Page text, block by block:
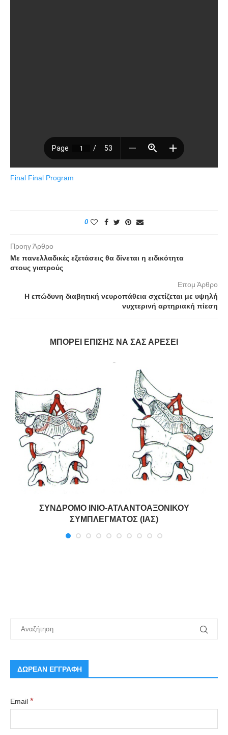
Final Final Program
0
Προηγ Άρθρο
Με πανελλαδικές εξετάσεις θα δίνεται η ειδικότητα
στους γιατρούς
Επομ Άρθρο
Η επώδυνη διαβητική νευροπάθεια σχετίζεται με υψηλή
νυχτερινή αρτηριακή πίεση
ΜΠΟΡΕΊ ΕΠΊΣΗΣ ΝΑ ΣΑΣ ΑΡΈΣΕΙ
ΣΥΝΔΡΟΜΟ ΙΝΙΟ-ΑΤΛΑΝΤΟΑΞΟΝΙΚΟΥ
ΣΥΜΠΛΕΓΜΑΤΟΣ (ΙΑΣ)
ΔΩΡΕΑΝ ΕΓΓΡΑΦΗ
Email *